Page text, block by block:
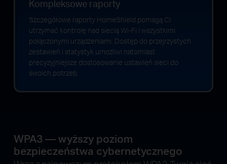
Kompleksowe raporty
Szczegółowe raporty HomeShield pomagą Ci
utrzymać kontrolę nad siecią Wi-Fi i wszystkimi
połączonymi urządzeniami. Dostęp do przejrzystych
zestawień i statystyk umożliwi natomiast
precyzyjniejsze dostosowanie ustawień sieci do
swoich potrzeb.
WPA3 — wyższy poziom
bezpieczeństwa cybernetycznego